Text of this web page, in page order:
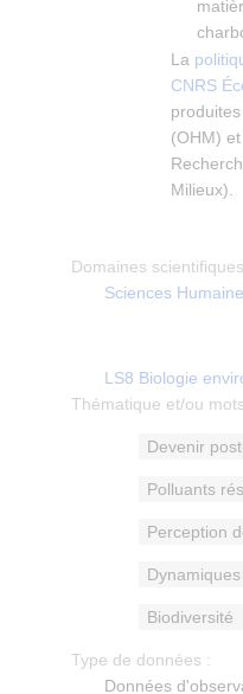
La
CNRS
(OHM)
Milieux).
Domaines
Sciences
LS8 Biologie
Thématique et/ou
Devenir
Polluants
Perception
Biodiversité
Type de données :
Données